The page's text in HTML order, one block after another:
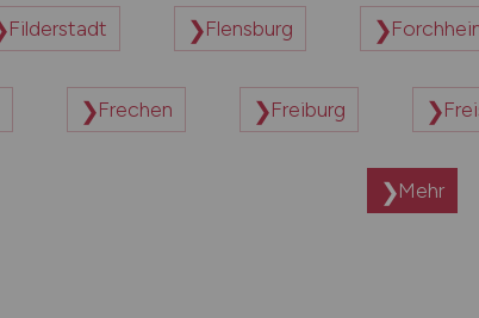
Filderstadt Flensburg
Frechen Freiburg
Mehr